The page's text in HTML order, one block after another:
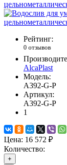
Рейтинг:
0 отзывов
AlcaPlast
Модель:
A392-G-P
Артикул:
A392-G-P
1
Цена: 16 572 ₽
Количество:
+